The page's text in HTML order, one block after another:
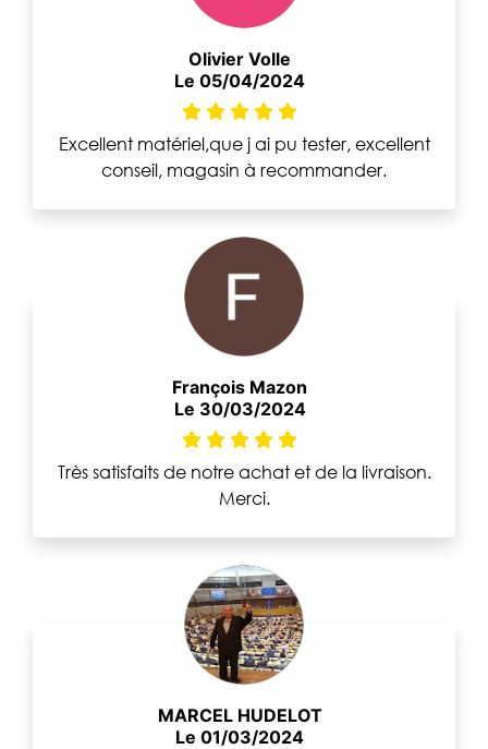
Olivier Volle
Le 05/04/2024
Excellent matériel,que j ai pu tester, excellent
conseil, magasin à recommander.
François Mazon
Le 30/03/2024
Très satisfaits de notre achat et de la livraison.
Merci.
MARCEL HUDELOT
Le 01/03/2024